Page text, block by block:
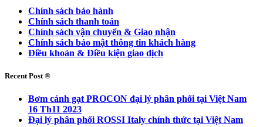
Chính sách bảo hành
Chính sách thanh toán
Chính sách vận chuyển & Giao nhận
Chính sách bảo mật thông tin khách hàng
Điều khoản & Điều kiện giao dịch
Recent Post ®
Bơm cánh gạt PROCON đại lý phân phối tại Việt Nam
16 Th11 2023
Đại lý phân phối ROSSI Italy chính thức tại Việt Nam